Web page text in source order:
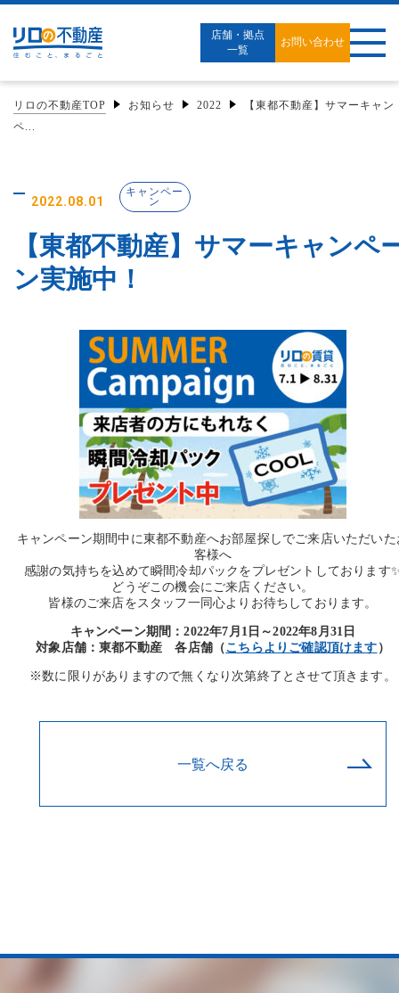
店舗・拠点
一覧
お問い合わせ
リロの不動産TOP お知らせ 2022
【東都不動産】サマーキャン
ペ...
2022.08.01
キャンペー
ン
【東都不動産】サマーキャンペ
ン実施中！
キャンペーン期間中に東都不動産へお部屋探しでご来店いただいた
客様へ
感謝の気持ちを込めて瞬間冷却パックをプレゼントしております
どうぞこの機会にご来店ください。
皆様のご来店をスタッフ一同心よりお待ちしております。
キャンペーン期間：2022年7月1日～2022年8月31日
対象店舗：東都不動産 各店舗（こちらよりご確認頂けます ）
※数に限りがありますので無くなり次第終了とさせて頂きます。
一覧へ戻る